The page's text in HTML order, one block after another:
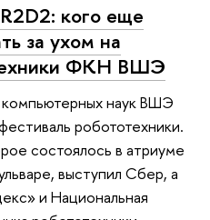
кого еще
за ухом на
ФКН ВШЭ
компьютерных наук ВШЭ
робототехники.
состоялось в атриуме
выступил Сбер, а
и Национальная